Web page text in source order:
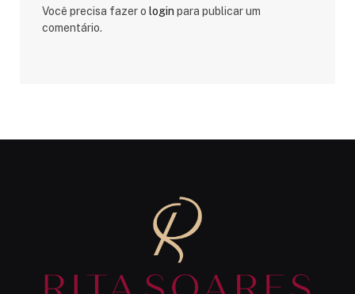
Você precisa fazer o login para publicar um
comentário.